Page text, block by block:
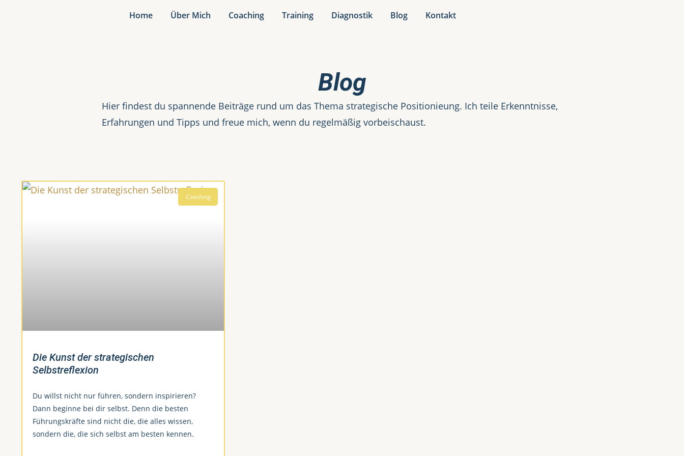
Home Über Mich Coaching Training Diagnostik Blog Kontakt
Blog
Hier findest du spannende Beiträge rund um das Thema strategische Positionieung. Ich teile Erkenntnisse,
Erfahrungen und Tipps und freue mich, wenn du regelmäßig vorbeischaust.
Coaching
Die Kunst der strategischen
Selbstreflexion
Du willst nicht nur führen, sondern inspirieren?
Dann beginne bei dir selbst. Denn die besten
Führungskräfte sind nicht die, die alles wissen,
sondern die, die sich selbst am besten kennen.